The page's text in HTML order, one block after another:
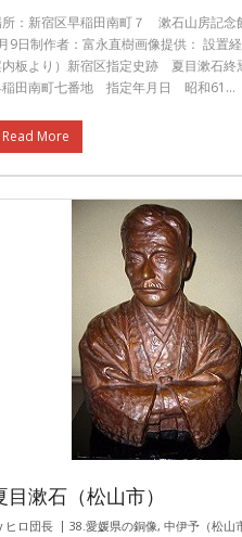
：新宿区早稲田南町７ 漱石山房記念
9日制作者：富永直樹画像提供： 設置
板より）新宿区指定史跡 夏目漱石
稲田南町七番地 指定年月日 昭和61…
Read More
目漱石（松山市）
ヒロ団長 38.愛媛県の銅像, 中伊予（松山